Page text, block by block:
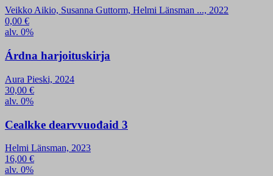
Veikko Aikio, Susanna Guttorm, Helmi Länsman ..., 2022
0,00 €
alv. 0%
Árdna harjoituskirja
Aura Pieski, 2024
30,00 €
alv. 0%
Cealkke dearvvuođaid 3
Helmi Länsman, 2023
16,00 €
alv. 0%